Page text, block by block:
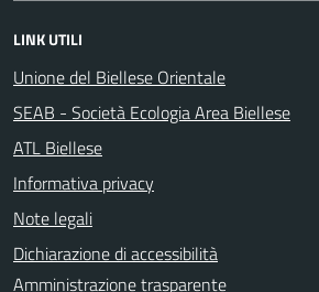
LINK UTILI
Unione del Biellese Orientale
SEAB - Società Ecologia Area Biellese
ATL Biellese
Informativa privacy
Note legali
Dichiarazione di accessibilità
Amministrazione trasparente